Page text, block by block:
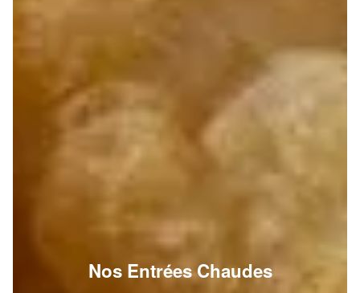
Nos Entrées Chaudes